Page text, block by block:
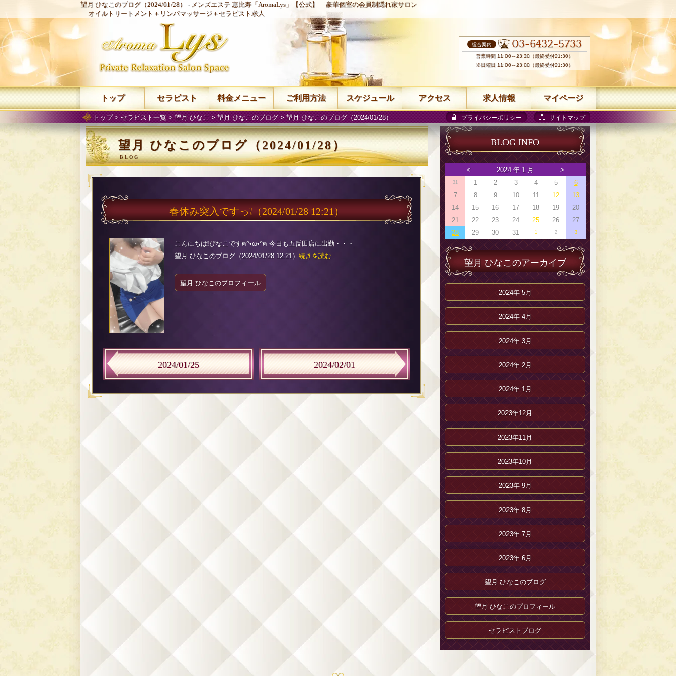
望月 ひなこのブログ（2024/01/28） - メンズエステ 恵比寿「AromaLys」【公式】
豪華個室の会員制隠れ家サロン
オイルトリートメント＋リンパマッサージ＋セラピスト求人
トップ> セラピスト一覧>望月 ひなこ >望月 ひなこのブログ> 望月 ひなこのブログ（2024/01/28） プライバシーポリシー サイトマップ
望月 ひなこのブログ（2024/01/28）
春休み突入ですっ❕ （2024/01/28 12:21）
こんにちは❕ぴなこですฅ^•ω•^ฅ 今日も五反田店に出勤・・・
望月 ひなこのブログ（2024/01/28 12:21） 続きを読む
望月 ひなこのプロフィール
2024/01/25 2024/02/01
BLOG INFO
< 2024 年 1 月 >
31 1 2 3 4 5
6
7
8 9 10 11 12
13
14
15 16 17 18 19
20
21
22 23 24 25 26
27
28
29 30 31 1 2 3
望月 ひなこのアーカイブ
2024年 5月
2024年 4月
2024年 3月
2024年 2月
2024年 1月
2023年12月
2023年11月
2023年10月
2023年 9月
2023年 8月
2023年 7月
2023年 6月
望月 ひなこのブログ
望月 ひなこのプロフィール
セラピストブログ
総合案内 03-6432-5733
営業時間 11:00～23:30（最終受付21:30）
※日曜日 11:00～23:00（最終受付21:30）
トップ セラピスト 料金メニュー ご利用方法 スケジュール アクセス 求人情報 マイページ